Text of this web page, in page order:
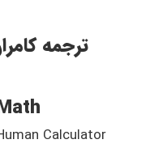
ترجمه
Calculator